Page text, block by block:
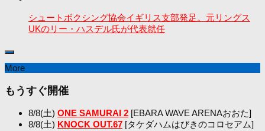
シュートボクシング協会イギリス支部発足。元リングス
UKのリー・ハスデル氏が代表就任
More
もうすぐ開催
8/8(土) ONE SAMURAI 2 [EBARA WAVE ARENAおおた]
8/8(土) KNOCK OUT.67 [タケダハムはびきのコロセアム]